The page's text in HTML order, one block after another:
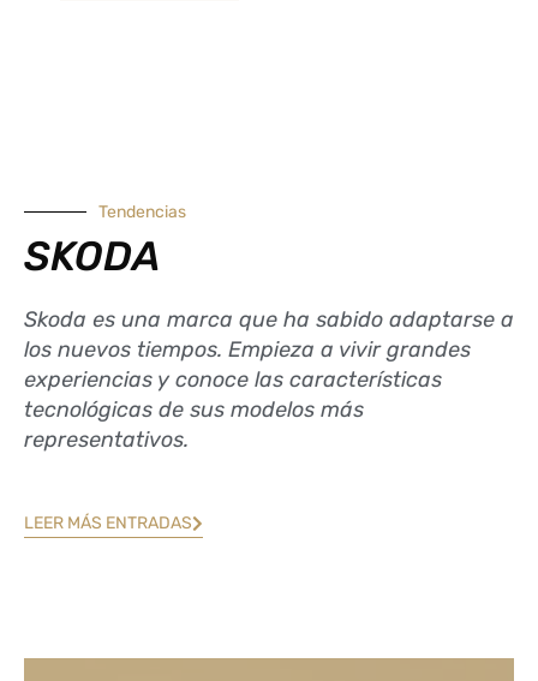
Tendencias
SKODA
Skoda es una marca que ha sabido adaptarse a
los nuevos tiempos. Empieza a vivir grandes
experiencias y conoce las características
tecnológicas de sus modelos más
representativos.
LEER MÁS ENTRADAS